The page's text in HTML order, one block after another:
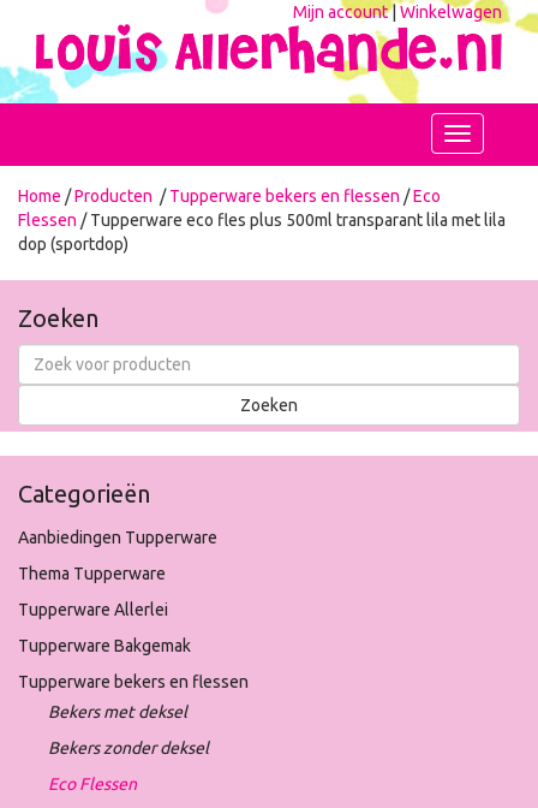
Mijn account|Winkelwagen
Toggle
navigation
Home /Producten /Tupperware bekers en flessen /Eco
Flessen / Tupperware eco fles plus 500ml transparant lila met lila
dop (sportdop)
Zoeken
Categorieën
Aanbiedingen Tupperware
Thema Tupperware
Tupperware Allerlei
Tupperware Bakgemak
Tupperware bekers en flessen
Bekers met deksel
Bekers zonder deksel
Eco Flessen